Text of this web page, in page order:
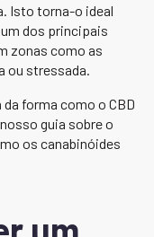
Isto torna-o ideal
um dos principais
zonas como as
ou stressada.
forma como o CBD
guia sobre o
os canabinóides